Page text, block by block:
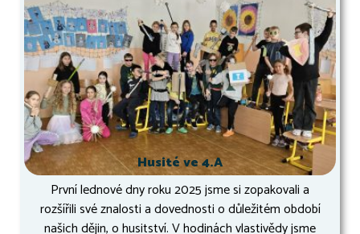
Husité ve 4.A
První lednové dny roku 2025 jsme si zopakovali a
rozšířili své znalosti a dovednosti o důležitém období
našich dějin, o husitství. V hodinách vlastivědy jsme